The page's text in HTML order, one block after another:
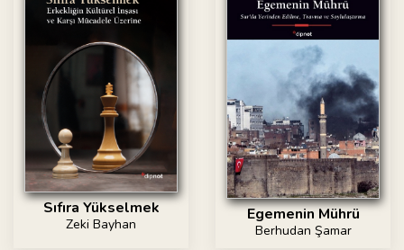
Sıfıra Yükselmek
Zeki Bayhan
Egemenin Mührü
Berhudan Şamar